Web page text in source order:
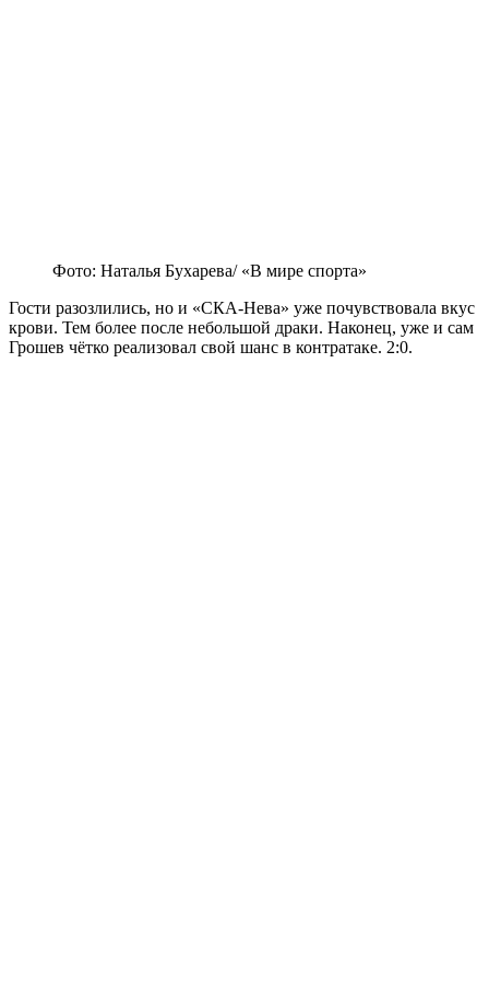
Фото: Наталья Бухарева/ «В мире спорта»
Гости разозлились, но и «СКА-Нева» уже почувствовала вкус
крови. Тем более после небольшой драки. Наконец, уже и сам
Грошев чётко реализовал свой шанс в контратаке. 2:0.